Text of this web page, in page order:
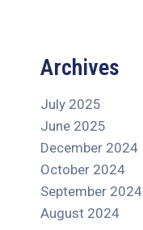
Archives
July 2025
June 2025
December 2024
October 2024
September 2024
August 2024